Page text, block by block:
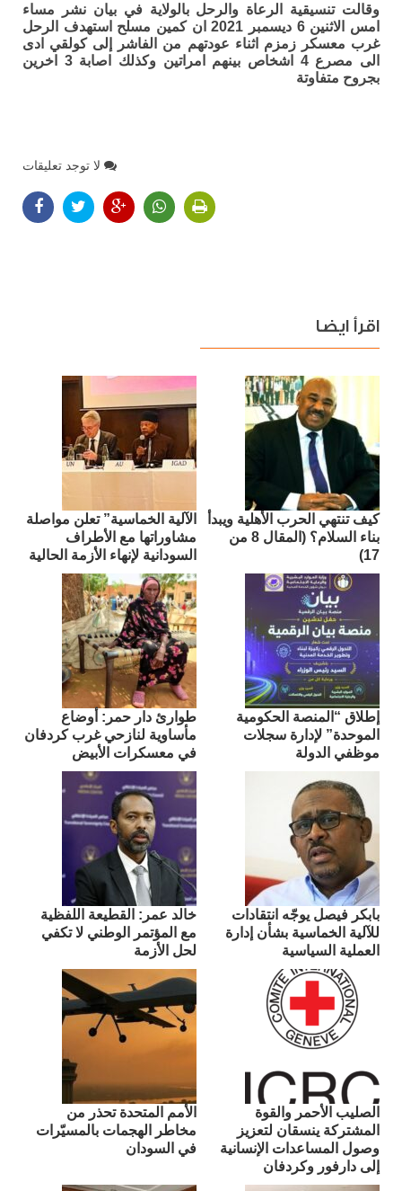
وقالت تنسيقية الرعاة والرحل بالولاية في بيان نشر مساء
امس الاثنين 6 ديسمبر 2021 ان كمين مسلح استهدف الرحل
غرب معسكر زمزم اثناء عودتهم من الفاشر إلى كولقي ادى
الى مصرع 4 اشخاص بينهم امراتين وكذلك اصابة 3 اخرين
بجروح متفاوتة
لا توجد تعليقات
اقرأ ايضا
كيف تنتهي الحرب الأهلية ويبدأ
بناء السلام؟ (المقال 8 من
17)
الآلية الخماسية” تعلن مواصلة
مشاوراتها مع الأطراف
السودانية لإنهاء الأزمة الحالية
إطلاق “المنصة الحكومية
الموحدة” لإدارة سجلات
موظفي الدولة
طوارئ دار حمر: أوضاع
مأساوية لنازحي غرب كردفان
في معسكرات الأبيض
بابكر فيصل يوجّه انتقادات
للآلية الخماسية بشأن إدارة
العملية السياسية
​خالد عمر: القطيعة اللفظية
مع المؤتمر الوطني لا تكفي
لحل الأزمة
الصليب الأحمر والقوة
المشتركة ينسقان لتعزيز
وصول المساعدات الإنسانية
إلى دارفور وكردفان
الأمم المتحدة تحذر من
مخاطر الهجمات بالمسيّرات
في السودان